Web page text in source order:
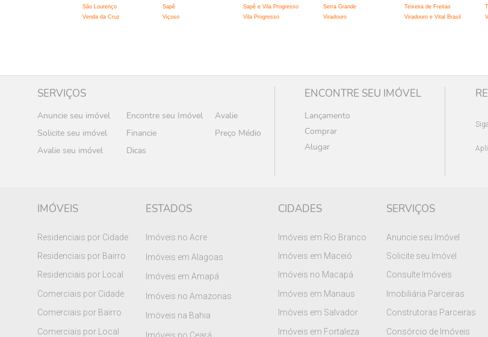
São Lourenço Sapê Sapê e Vila Progresso Serra Grande Teixeira de Freitas
Venda da Cruz
Viçoso Vila Progresso Viradouro Viradouro e Vital Brasil
SERVIÇOS
Anuncie seu imóvel Encontre seu Imóvel
Avalie
Solicite seu imóvel
Financie
Preço Médio
Avalie seu imóvel
Dicas
ENCONTRE SEU IMÓVEL
Lançamento
Comprar
Alugar
IMÓVEIS
Residenciais por Cidade
Residenciais por Bairro
Residenciais por Local
Comerciais por Cidade
Comerciais por Bairro
Comerciais por Local
ESTADOS
Imóveis no Acre
Imóveis em Alagoas
Imóveis em Amapá
Imóveis no Amazonas
Imóveis na Bahia
CIDADES
Imóveis em Rio Branco
Imóveis em Maceió
Imóveis no Macapá
Imóveis em Manaus
Imóveis em Salvador
Imóveis em Fortaleza
SERVIÇOS
Anuncie seu Imóvel
Solicite seu Imóvel
Consulte Imóveis
Imobiliária Parceiras
Construtoras Parceiras
Consórcio de Imóveis